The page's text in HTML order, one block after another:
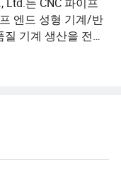
엔드 성형 기계/반
기계 생산을 전문
엔지니어링 수준은
깝습니다. 우리가
정교한 소프트웨어
대로 설정되면 파이